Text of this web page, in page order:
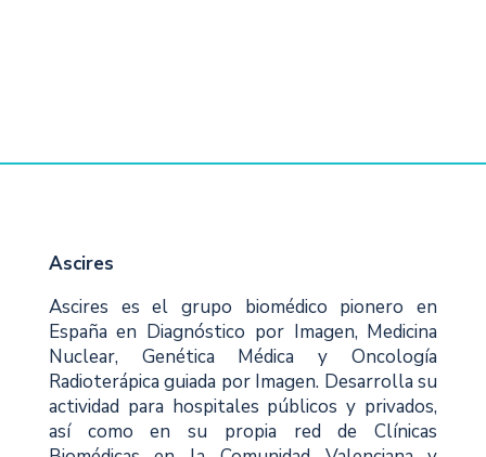
Ascires
Ascires es el grupo biomédico pionero en
España en Diagnóstico por Imagen, Medicina
Nuclear, Genética Médica y Oncología
Radioterápica guiada por Imagen. Desarrolla su
actividad para hospitales públicos y privados,
así como en su propia red de Clínicas